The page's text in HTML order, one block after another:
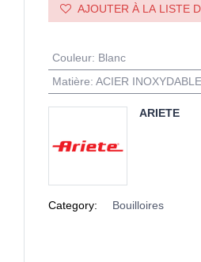
AJOUTER À LA LISTE
Couleur: Blanc
Matière: ACIER INOXYDABLE
ARIETE
Category: Bouilloires